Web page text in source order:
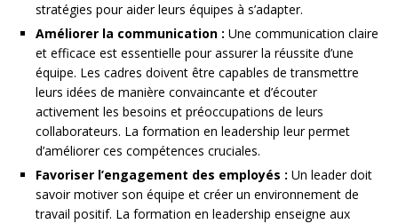
stratégies pour aider leurs équipes à s’adapter.
Améliorer la communication : Une communication claire
et efficace est essentielle pour assurer la réussite d’une
équipe. Les cadres doivent être capables de transmettre
leurs idées de manière convaincante et d’écouter
activement les besoins et préoccupations de leurs
collaborateurs. La formation en leadership leur permet
d’améliorer ces compétences cruciales.
Favoriser l’engagement des employés : Un leader doit
savoir motiver son équipe et créer un environnement de
travail positif. La formation en leadership enseigne aux